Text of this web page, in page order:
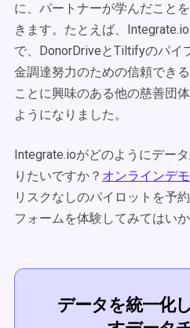
に、パートナーが学んだこと
きます。たとえば、
で、DonorDriveとTiltifyのパイ
金調達努力のための信頼でき
ことに興味のある他の慈善団
ようになりました。
Integrate.ioがどのようにデー
りたいですか？ オンラインデモ
リスクなしのパイロットを予
フォームを体験してみてはい
データを統一化